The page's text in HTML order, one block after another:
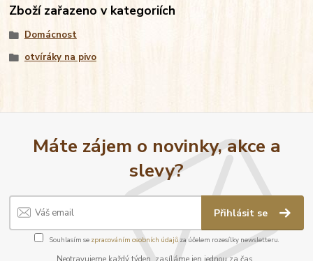
Zboží zařazeno v kategoriích
Domácnost
otvíráky na pivo
Máte zájem o novinky, akce a
slevy?
Přihlásit se
Souhlasím se zpracováním osobních údajůza účelem rozesílky newsletteru.